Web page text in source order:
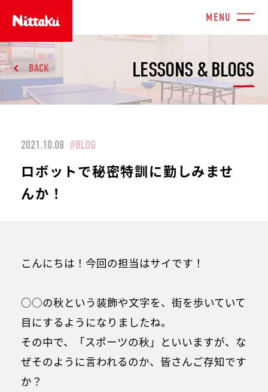
LESSONS & BLOGS
BACK
2021.10.08 #BLOG
ロボットで秘密特訓に勤しみませ
んか！
こんにちは！今回の担当はサイです！
○○の秋という装飾や文字を、街を歩いていて
目にするようになりましたね。
その中で、「スポーツの秋」といいますが、な
ぜそのように言われるのか、皆さんご存知です
か？